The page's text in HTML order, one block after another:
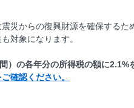
災からの復興財源を確保する
対象になります。
）の各年分の所得税の額に2.1%
確認ください。